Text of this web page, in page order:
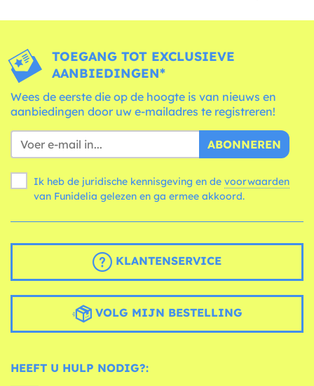
TOEGANG TOT EXCLUSIEVE
AANBIEDINGEN*
Wees de eerste die op de hoogte is van nieuws en
aanbiedingen door uw e-mailadres te registreren!
ABONNEREN
Ik heb de juridische kennisgeving en de voorwaarden
van Funidelia gelezen en ga ermee akkoord.
KLANTENSERVICE
VOLG MIJN BESTELLING
HEEFT U HULP NODIG?: